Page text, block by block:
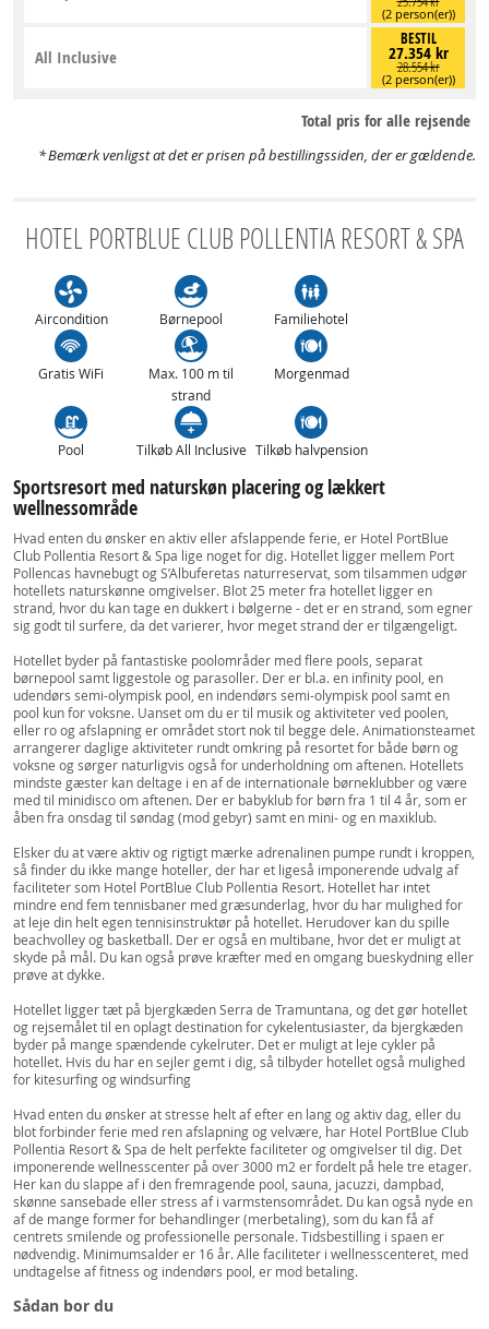
(2 person(er))
BESTIL
27.354 kr
28.554 kr
(2 person(er))
All Inclusive
Total pris for alle rejsende
Bemærk venligst at det er prisen på bestillingssiden, der er gældende.
HOTEL PORTBLUE CLUB POLLENTIA RESORT & SPA
Aircondition Børnepool Familiehotel
Gratis WiFi
Max. 100 m til
strand
Morgenmad
Pool Tilkøb All Inclusive Tilkøb halvpension
Sportsresort med naturskøn placering og lækkert
wellnessområde
Hvad enten du ønsker en aktiv eller afslappende ferie, er Hotel PortBlue
Club Pollentia Resort & Spa lige noget for dig. Hotellet ligger mellem Port
Pollencas havnebugt og S’Albuferetas naturreservat, som tilsammen udgør
hotellets naturskønne omgivelser. Blot 25 meter fra hotellet ligger en
strand, hvor du kan tage en dukkert i bølgerne - det er en strand, som egner
sig godt til surfere, da det varierer, hvor meget strand der er tilgængeligt.
Hotellet byder på fantastiske poolområder med flere pools, separat
børnepool samt liggestole og parasoller. Der er bl.a. en infinity pool, en
udendørs semi-olympisk pool, en indendørs semi-olympisk pool samt en
pool kun for voksne. Uanset om du er til musik og aktiviteter ved poolen,
eller ro og afslapning er området stort nok til begge dele. Animationsteamet
arrangerer daglige aktiviteter rundt omkring på resortet for både børn og
voksne og sørger naturligvis også for underholdning om aftenen. Hotellets
mindste gæster kan deltage i en af de internationale børneklubber og være
med til minidisco om aftenen. Der er babyklub for børn fra 1 til 4 år, som er
åben fra onsdag til søndag (mod gebyr) samt en mini- og en maxiklub.
Elsker du at være aktiv og rigtigt mærke adrenalinen pumpe rundt i kroppen,
så finder du ikke mange hoteller, der har et ligeså imponerende udvalg af
faciliteter som Hotel PortBlue Club Pollentia Resort. Hotellet har intet
mindre end fem tennisbaner med græsunderlag, hvor du har mulighed for
at leje din helt egen tennisinstruktør på hotellet. Herudover kan du spille
beachvolley og basketball. Der er også en multibane, hvor det er muligt at
skyde på mål. Du kan også prøve kræfter med en omgang bueskydning eller
prøve at dykke.
Hotellet ligger tæt på bjergkæden Serra de Tramuntana, og det gør hotellet
og rejsemålet til en oplagt destination for cykelentusiaster, da bjergkæden
byder på mange spændende cykelruter. Det er muligt at leje cykler på
hotellet. Hvis du har en sejler gemt i dig, så tilbyder hotellet også mulighed
for kitesurfing og windsurfing
Hvad enten du ønsker at stresse helt af efter en lang og aktiv dag, eller du
blot forbinder ferie med ren afslapning og velvære, har Hotel PortBlue Club
Pollentia Resort & Spa de helt perfekte faciliteter og omgivelser til dig. Det
imponerende wellnesscenter på over 3000 m2 er fordelt på hele tre etager.
Her kan du slappe af i den fremragende pool, sauna, jacuzzi, dampbad,
skønne sansebade eller stress af i varmstensområdet. Du kan også nyde en
af de mange former for behandlinger (merbetaling), som du kan få af
centrets smilende og professionelle personale. Tidsbestilling i spaen er
nødvendig. Minimumsalder er 16 år. Alle faciliteter i wellnesscenteret, med
undtagelse af fitness og indendørs pool, er mod betaling.
Sådan bor du